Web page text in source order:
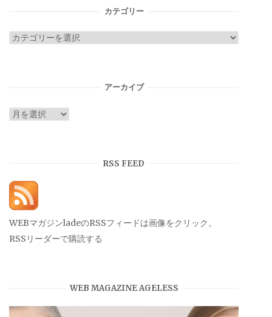
カテゴリー
カ
アーカイブ
ア
RSS FEED
WEBマガジンladeのRSSフィードは画像をクリック。
RSSリーダーで購読する
WEB MAGAZINE AGELESS